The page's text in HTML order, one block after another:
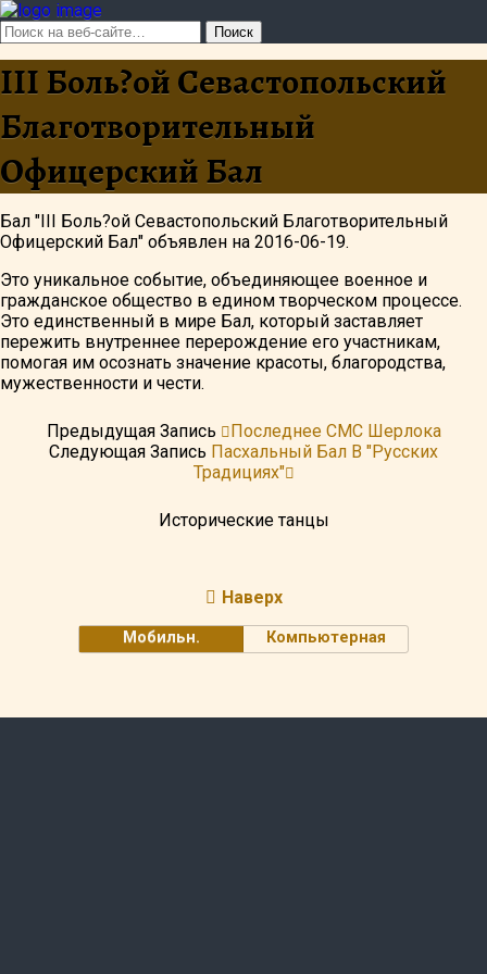
III Боль?ой Севастопольский
Благотворительный
Офицерский Бал
Бал "III Боль?ой Севастопольский Благотворительный
Офицерский Бал" объявлен на 2016-06-19.
Это уникальное событие, объединяющее военное и
гражданское общество в едином творческом процессе.
Это единственный в мире Бал, который заставляет
пережить внутреннее перерождение его участникам,
помогая им осознать значение красоты, благородства,
мужественности и чести.
Предыдущая Запись
Последнее СМС Шерлока
Следующая Запись Пасхальный Бал В "Русских
Традициях"
Исторические танцы
Наверх
Мобильн. Компьютерная